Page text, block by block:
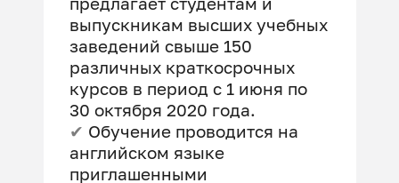
выпускникам высших учебных
заведений свыше 150
различных краткосрочных
курсов в период с 1 июня по
30 октября 2020 года.
✔ Обучение проводится на
английском языке
приглашенными